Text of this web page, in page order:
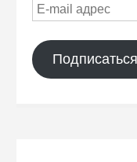
Подписаться